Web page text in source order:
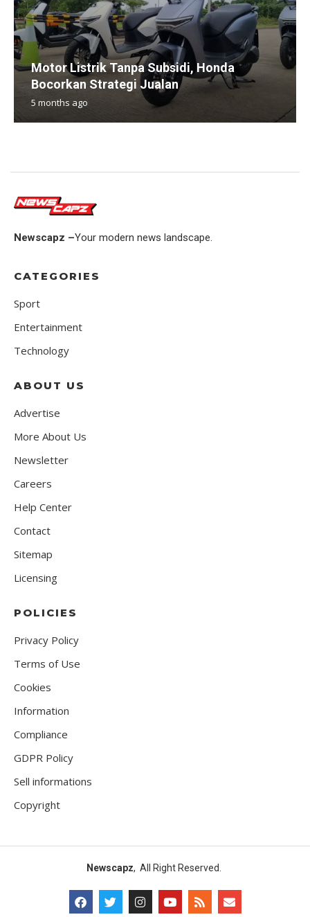
Motor Listrik Tanpa Subsidi, Honda
Bocorkan Strategi Jualan
5 months ago
Newscapz –Your modern news landscape.
CATEGORIES
Sport
Entertainment
Technology
ABOUT US
Advertise
More About Us
Newsletter
Careers
Help Center
Contact
Sitemap
Licensing
POLICIES
Privacy Policy
Terms of Use
Cookies
Information
Compliance
GDPR Policy
Sell informations
Copyright
Newscapz, All Right Reserved.